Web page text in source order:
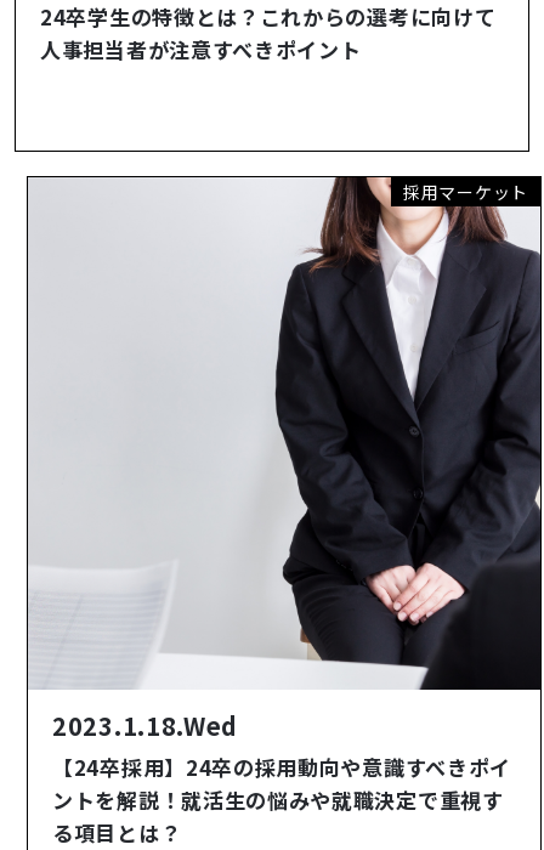
24卒学生の特徴とは？これからの選考に向けて
人事担当者が注意すべきポイント
採用マーケット
2023.1.18.Wed
【24卒採用】24卒の採用動向や意識すべきポイ
ントを解説！就活生の悩みや就職決定で重視す
る項目とは？